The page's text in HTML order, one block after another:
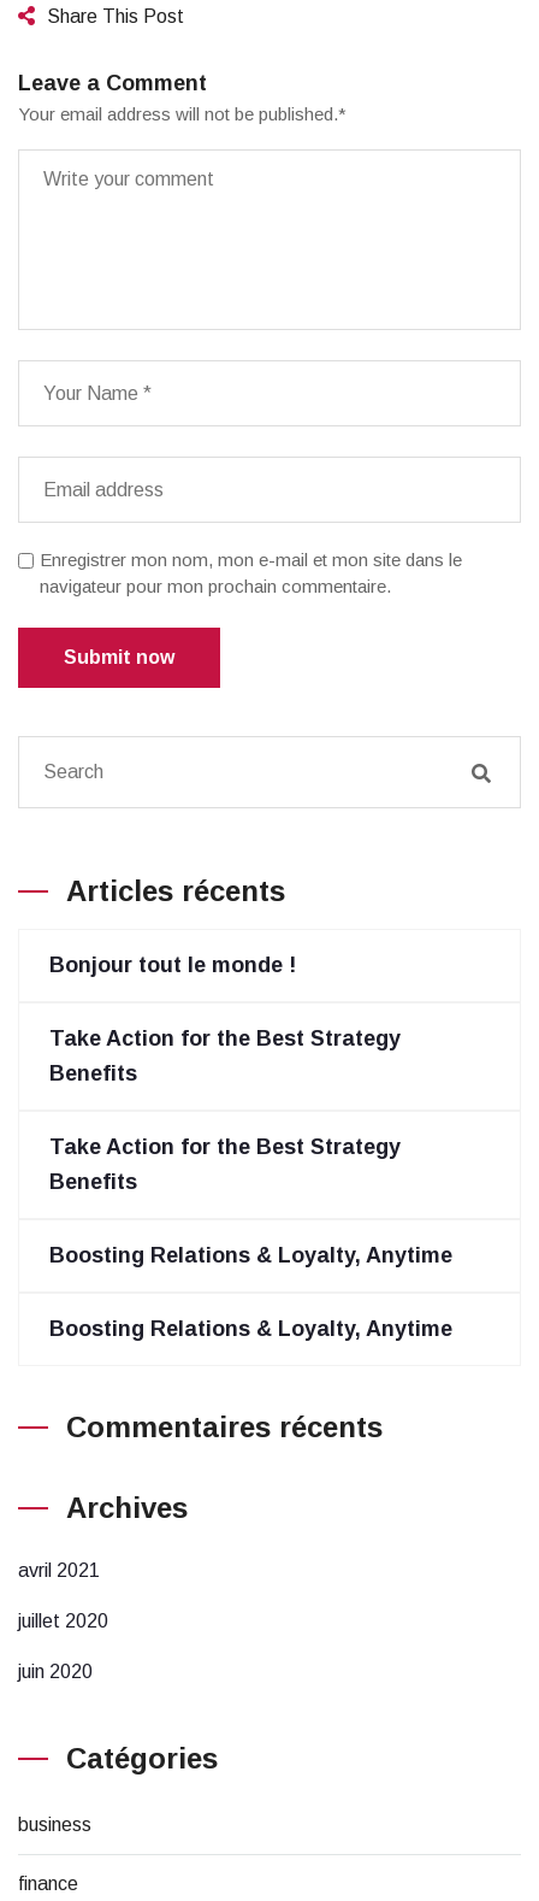
Share This Post
Leave a Comment
Your email address will not be published.*
Enregistrer mon nom, mon e-mail et mon site dans le
navigateur pour mon prochain commentaire.
Submit now
Articles récents
Bonjour tout le monde !
Take Action for the Best Strategy
Benefits
Take Action for the Best Strategy
Benefits
Boosting Relations & Loyalty, Anytime
Boosting Relations & Loyalty, Anytime
Commentaires récents
Archives
avril 2021
juillet 2020
juin 2020
Catégories
business
finance